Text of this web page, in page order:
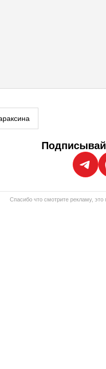
Спасибо что смотрите рекламу, это